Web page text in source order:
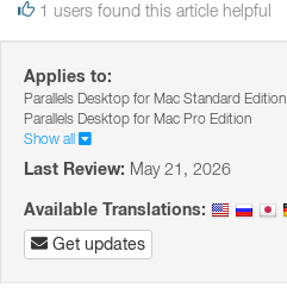
1 users found this article helpful
Applies to:
Parallels Desktop for Mac Standard Edition
Parallels Desktop for Mac Pro Edition
Show all
Last Review: May 21, 2026
Available Translations:
Get updates